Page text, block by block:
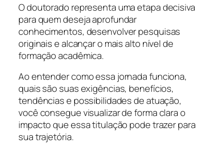
O doutorado representa uma etapa decisiva
para quem deseja aprofundar
conhecimentos, desenvolver pesquisas
originais e alcançar o mais alto nível de
formação acadêmica.
Ao entender como essa jornada funciona,
quais são suas exigências, benefícios,
tendências e possibilidades de atuação,
você consegue visualizar de forma clara o
impacto que essa titulação pode trazer para
sua trajetória.